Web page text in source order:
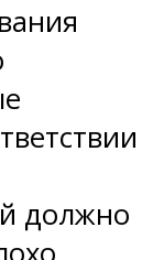
должно